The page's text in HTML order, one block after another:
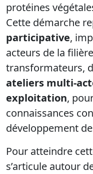
protéines
Cette démarche
participative,
acteurs de la
transformateurs,
ateliers multi-
exploitation,
connaissances
développement
Pour atteindre
s’articule autour